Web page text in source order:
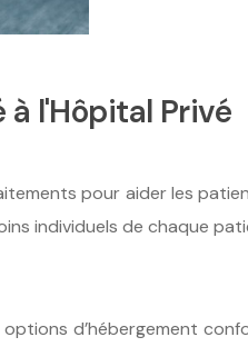
l'Hôpital Privé
pour aider les
individuels de chaque
d’hébergement